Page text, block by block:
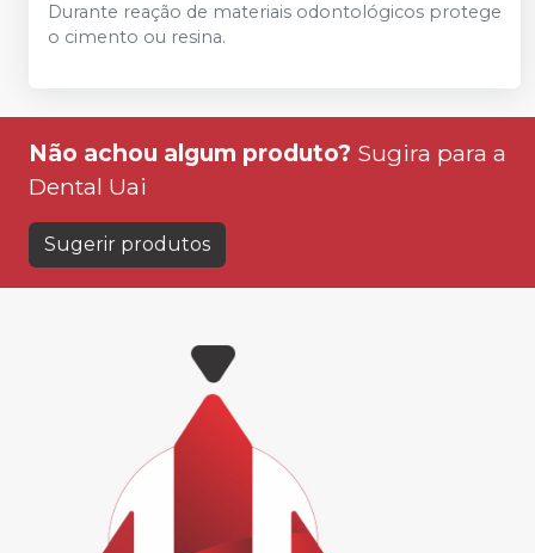
Durante reação de materiais odontológicos protege
o cimento ou resina.
Não achou algum produto? Sugira para a
Dental Uai
Sugerir produtos